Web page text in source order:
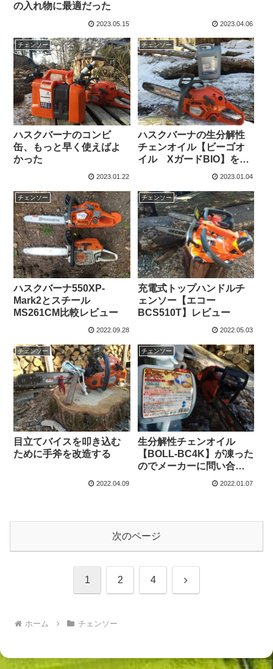
の入れ物に最適だった
2023.05.15 2023.04.06
チェンソー
ハスクバーナのコンビ
缶、もっと早く使えばよ
かった
2023.01.22
チェンソー
ハスクバーナの生分解性
チェンオイル【ビーゴオ
イル XガードBIO】を真
2023.01.04
チェンソー
ハスクバーナ550XP-
Mark2とスチール
MS261CM比較レビュー
2022.09.28
チェンソー
充電式トップハンドルチ
ェンソー【エコー
BCS510T】レビュー
2022.05.03
チェンソー
目立てバイスを叩き込む
ために手斧を改造する
2022.04.09
チェンソー
生分解性チェンオイル
【BOLL-BC4K】が凍った
のでメーカーに問い合わ
2022.01.07
次のページ
1 2 4 次
ホーム チェンソー